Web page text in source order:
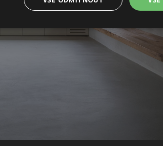
Soubory cílení Funkční soubory